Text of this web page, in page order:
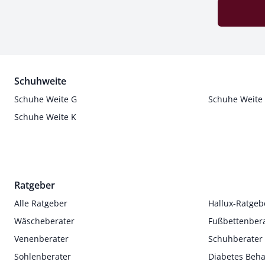
Schuhweite
Schuhe Weite G
Schuhe Weite
Schuhe Weite K
Ratgeber
Alle Ratgeber
Hallux-
Wäscheberater
Venenberater
Schuhberater
Sohlenberater
Diabetes